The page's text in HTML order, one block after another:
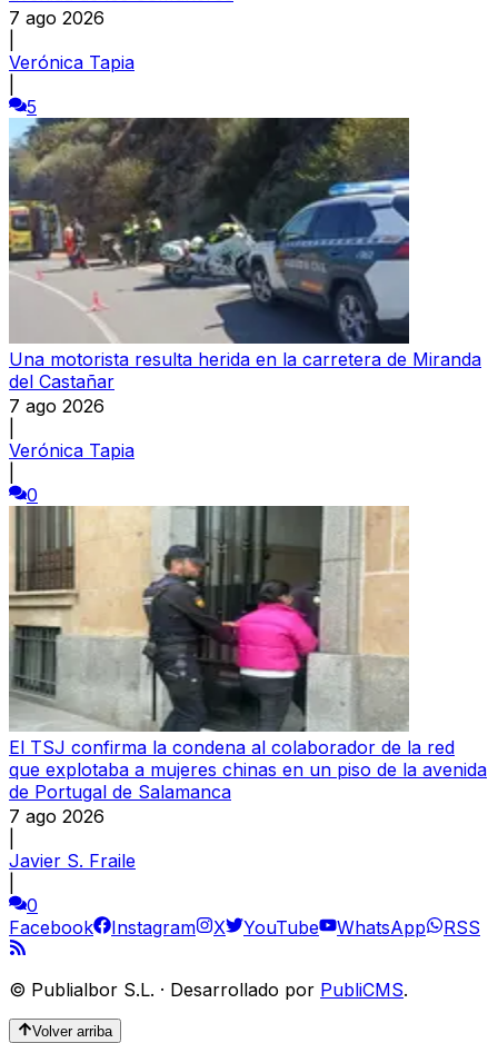
7 ago 2026
Verónica Tapia
5
Una motorista resulta herida en la carretera de Miranda
del Castañar
7 ago 2026
Verónica Tapia
0
El TSJ confirma la condena al colaborador de la red
que explotaba a mujeres chinas en un piso de la avenida
de Portugal de Salamanca
7 ago 2026
Javier S. Fraile
0
Facebook
Instagram X YouTube WhatsApp RSS
© Publialbor S.L. · Desarrollado por PubliCMS.
Volver arriba